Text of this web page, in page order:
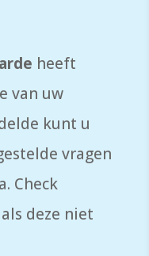
heeft
van uw
kunt u
vragen
Check
deze niet